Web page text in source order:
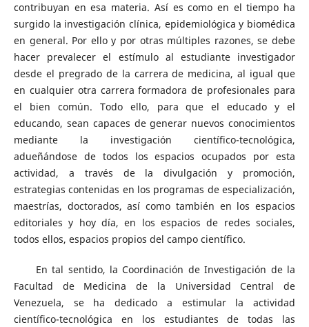
contribuyan en esa materia. Así es como en el tiempo ha
surgido la investigación clínica, epidemiológica y biomédica
en general. Por ello y por otras múltiples razones, se debe
hacer prevalecer el estímulo al estudiante investigador
desde el pregrado de la carrera de medicina, al igual que
en cualquier otra carrera formadora de profesionales para
el bien común. Todo ello, para que el educado y el
educando, sean capaces de generar nuevos conocimientos
mediante la investigación científico-tecnológica,
adueñándose de todos los espacios ocupados por esta
actividad, a través de la divulgación y promoción,
estrategias contenidas en los programas de especialización,
maestrías, doctorados, así como también en los espacios
editoriales y hoy día, en los espacios de redes sociales,
todos ellos, espacios propios del campo científico.
En tal sentido, la Coordinación de Investigación de la
Facultad de Medicina de la Universidad Central de
Venezuela, se ha dedicado a estimular la actividad
científico-tecnológica en los estudiantes de todas las